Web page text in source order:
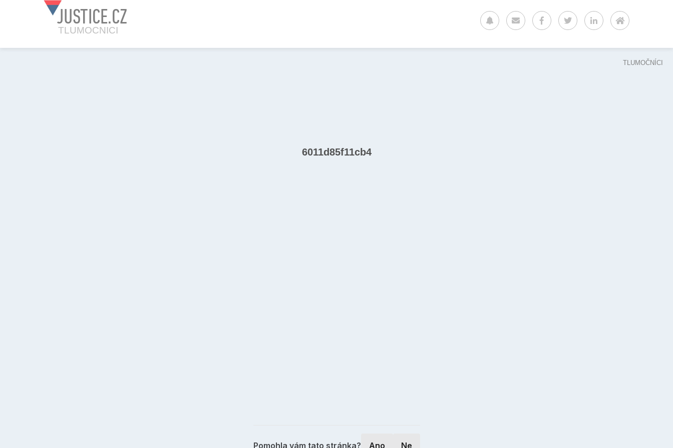
JUSTICE.CZ
TLUMOCNICI
TLUMOČNÍCI
6011d85f11cb4
Pomohla vám tato stránka? Ano Ne